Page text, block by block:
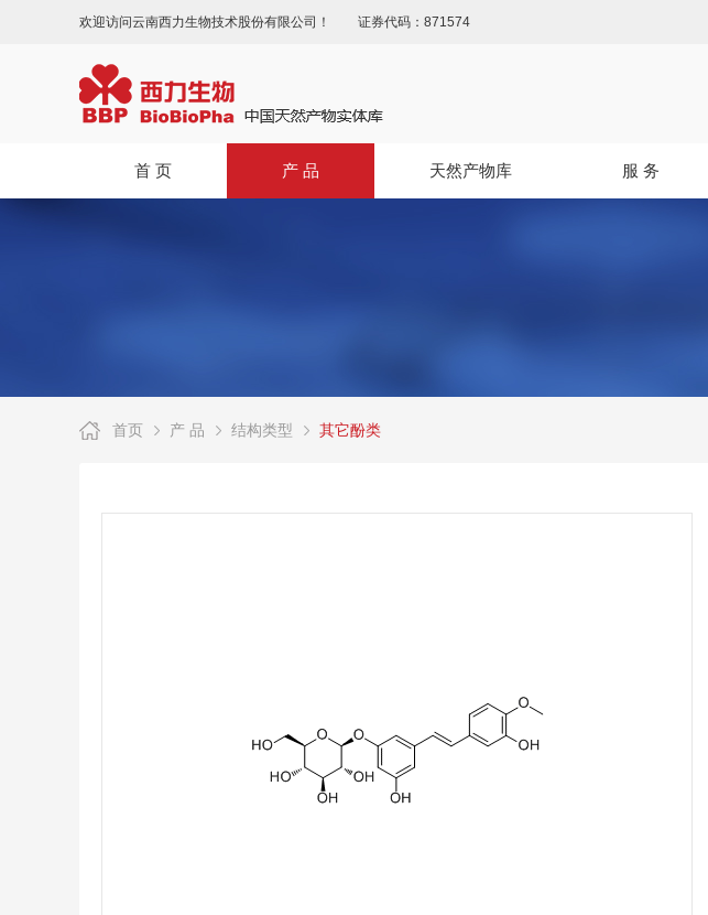
欢迎访问云南西力生物技术股份有限公司！ 证券代码：871574
首 页 产 品 天然产物库 服 务
首页 产 品 结构类型 其它酚类